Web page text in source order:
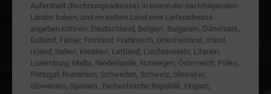
Aufenthalt (Rechnungsadresse) in einem der nachfolgenden
Länder haben, und im selben Land eine Lieferadresse
angeben können: Deutschland, Belgien, Bulgarien, Dänemark,
Estland, Färöer, Finnland, Frankreich, Griechenland, Irland,
Island, Italien, Kroatien, Lettland, Liechtenstein, Litauen,
Luxemburg, Malta, Niederlande, Norwegen, Österreich, Polen,
Portugal, Rumänien, Schweden, Schweiz, Slowakei,
Slowenien, Spanien, Tschechische Republik, Ungarn,